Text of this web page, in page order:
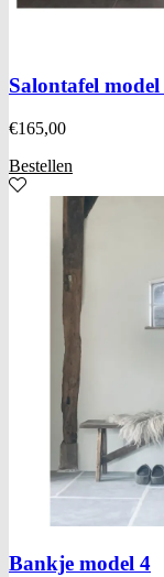
Salontafel model
€165,00
Bestellen
Bankje model 4